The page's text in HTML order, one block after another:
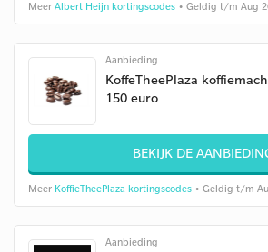
Meer Albert Heijn kortingscodes • Geldig t/m Aug
Aanbieding
KoffeTheePlaza
150 euro
BEKIJK DE
Meer KoffieTheePlaza kortingscodes • Geldig t/m
Aanbieding